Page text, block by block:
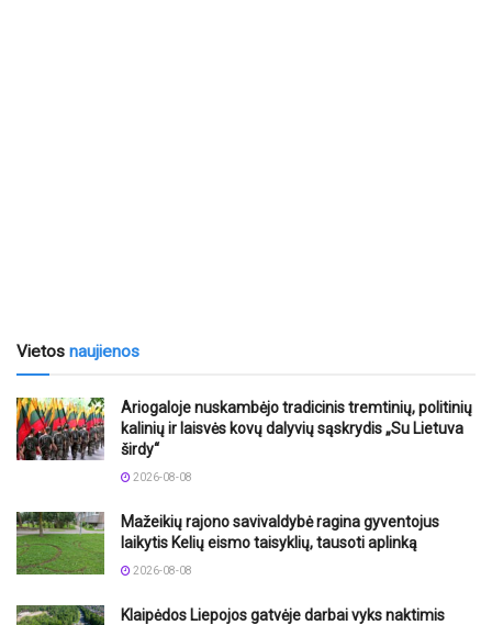
Vietos naujienos
Ariogaloje nuskambėjo tradicinis tremtinių, politinių
kalinių ir laisvės kovų dalyvių sąskrydis „Su Lietuva
širdy“
2026-08-08
Mažeikių rajono savivaldybė ragina gyventojus
laikytis Kelių eismo taisyklių, tausoti aplinką
2026-08-08
Klaipėdos Liepojos gatvėje darbai vyks naktimis